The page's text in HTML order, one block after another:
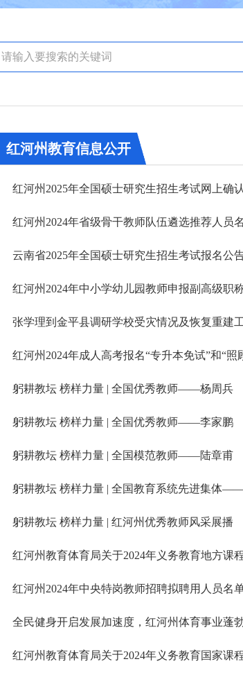
红河州教育信息公开
红河州2025年全国硕士研究生招生考试网上确
红河州2024年省级骨干教师队伍遴选推荐人员
云南省2025年全国硕士研究生招生考试报名公
红河州2024年中小学幼儿园教师申报副高级职
张学理到金平县调研学校受灾情况及恢复重建
红河州2024年成人高考报名“专升本免试”和“照
躬耕教坛 榜样力量 | 全国优秀教师——杨周兵
躬耕教坛 榜样力量 | 全国优秀教师——李家鹏
躬耕教坛 榜样力量 | 全国模范教师——陆章甫
躬耕教坛 榜样力量 | 全国教育系统先进集体
躬耕教坛 榜样力量 | 红河州优秀教师风采展播
红河州教育体育局关于2024年义务教育地方课
红河州2024年中央特岗教师招聘拟聘用人员名
全民健身开启发展加速度，红河州体育事业蓬
红河州教育体育局关于2024年义务教育国家课